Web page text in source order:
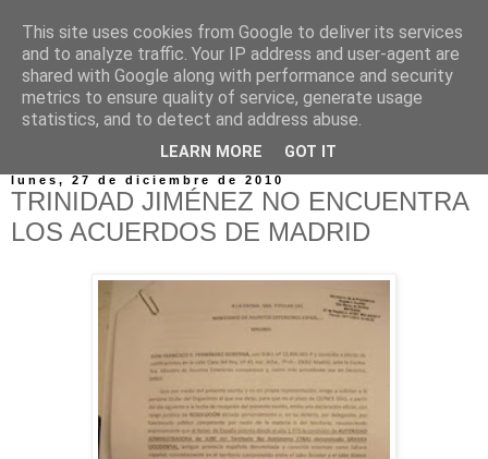
lunes, 27 de diciembre de 2010
TRINIDAD JIMÉNEZ NO ENCUENTRA
LOS ACUERDOS DE MADRID
This site uses cookies from Google to deliver its services
and to analyze traffic. Your IP address and user-agent are
shared with Google along with performance and security
metrics to ensure quality of service, generate usage
statistics, and to detect and address abuse.
LEARN MORE GOT IT